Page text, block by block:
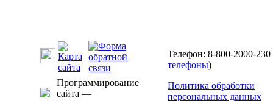
Программирование
сайта —
Телефон: 8-800-2000-230
телефоны)
Политика обработки
персональных данных